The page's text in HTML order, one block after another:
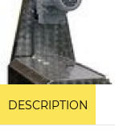
DESCRIPTION